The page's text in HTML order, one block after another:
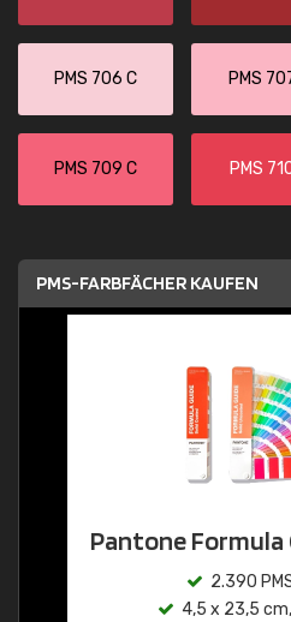
PMS 706 C PMS
PMS 709 C PMS
PMS-FARBFÄCHER KAUFEN
Pantone Formula
2.390
4,5 x 23,5